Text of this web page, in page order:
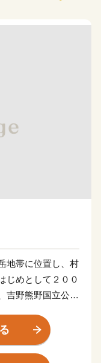
地帯に位置し、村
じめとして２００
吉野熊野国立公園
渓谷により、神秘
験者達の祈りの